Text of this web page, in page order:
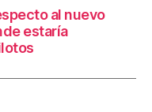
al nuevo
estaría